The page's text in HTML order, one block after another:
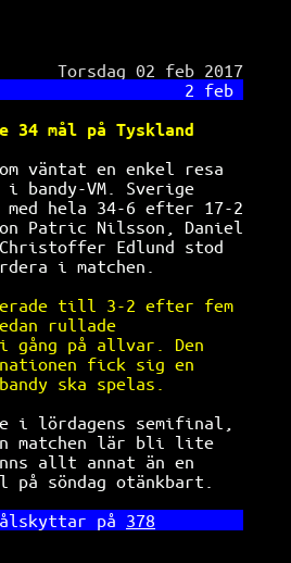
Torsdag 02 feb 2017
2 feb
34 mål på Tyskland
väntat en enkel resa
bandy-VM. Sverige
hela 34-6 efter 17-2
Patric Nilsson, Daniel
Christoffer Edlund stod
i matchen.
till 3-2 efter fem
sedan rullade
i gång på allvar. Den
fick sig en
bandy ska spelas.
i lördagens semifinal,
matchen lär bli lite
allt annat än en
på söndag otänkbart.
på
378